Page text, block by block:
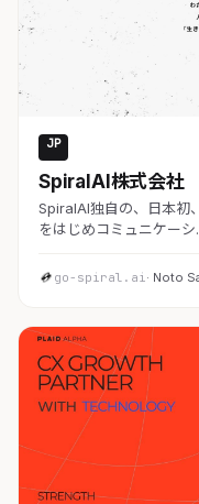
JP
SpiralAI株式会社
SpiralAI独自の、日本初
をはじめコミュニケー
go-spiral.ai· Noto